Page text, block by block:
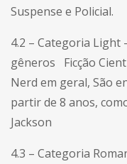
Suspense e Policial.
4.2 – Categoria Light
gêneros
Ficção
Nerd em geral, São
partir de 8 anos,
Jackson
4.3 – Categoria